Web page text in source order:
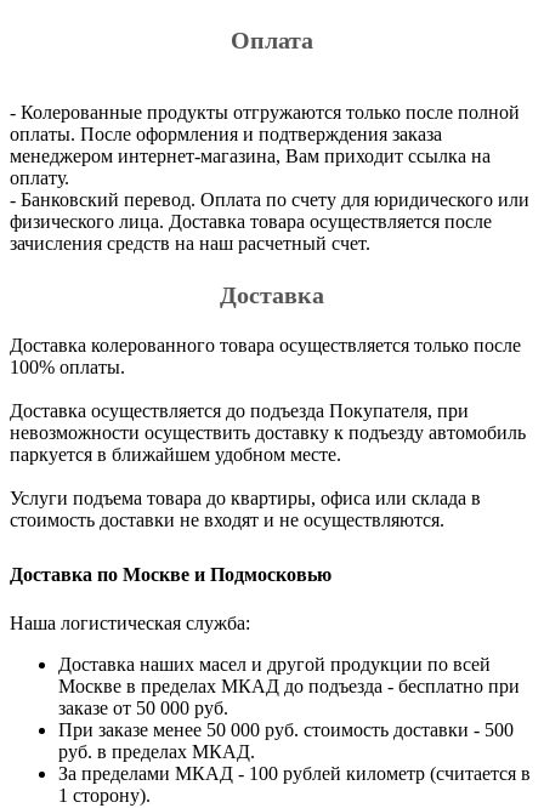
Оплата
- Колерованные продукты отгружаются только после полной
оплаты. После оформления и подтверждения заказа
менеджером интернет-магазина, Вам приходит ссылка на
оплату.
- Банковский перевод. Оплата по счету для юридического или
физического лица. Доставка товара осуществляется после
зачисления средств на наш расчетный счет.
Доставка
Доставка колерованного товара осуществляется только после
100% оплаты.
Доставка осуществляется до подъезда Покупателя, при
невозможности осуществить доставку к подъезду автомобиль
паркуется в ближайшем удобном месте.
Услуги подъема товара до квартиры, офиса или склада в
стоимость доставки не входят и не осуществляются.
Доставка по Москве и Подмосковью
Наша логистическая служба:
Доставка наших масел и другой продукции по всей
Москве в пределах МКАД до подъезда - бесплатно при
заказе от 50 000 руб.
При заказе менее 50 000 руб. стоимость доставки - 500
руб. в пределах МКАД.
За пределами МКАД - 100 рублей километр (считается в
1 сторону).